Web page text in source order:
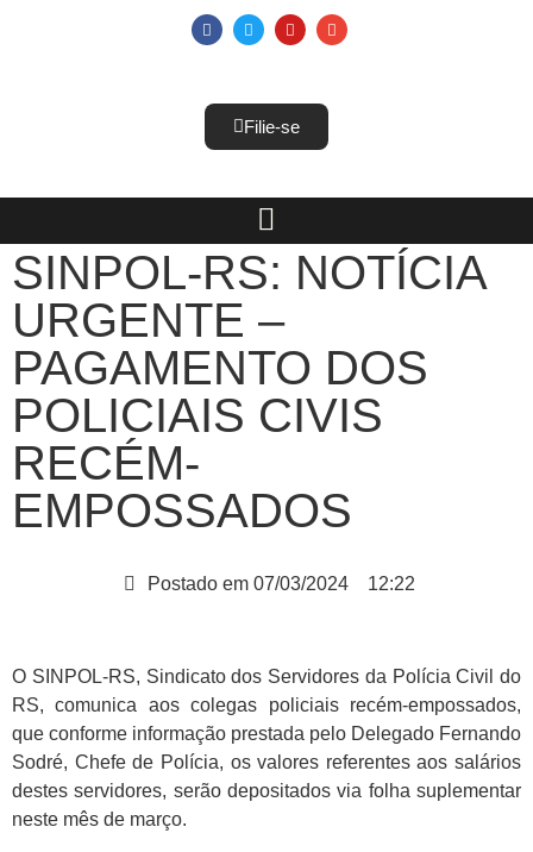
Filie-se
SINPOL-RS: NOTÍCIA
URGENTE –
PAGAMENTO DOS
POLICIAIS CIVIS
RECÉM-
EMPOSSADOS
Postado em 07/03/2024 12:22
O SINPOL-RS, Sindicato dos Servidores da Polícia Civil do
RS, comunica aos colegas policiais recém-empossados,
que conforme informação prestada pelo Delegado Fernando
Sodré, Chefe de Polícia, os valores referentes aos salários
destes servidores, serão depositados via folha suplementar
neste mês de março.